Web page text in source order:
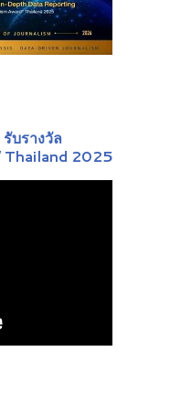
บรางวัล
Thailand 2025